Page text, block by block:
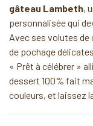
gâteau Lambeth,
personnalisée qui
Avec ses volutes de
de pochage
« Prêt à célébrer »
dessert 100% fait
couleurs, et laissez